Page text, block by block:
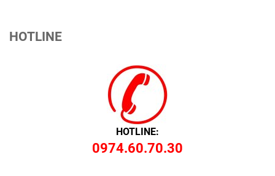
HOTLINE
HOTLINE:
0974.60.70.30